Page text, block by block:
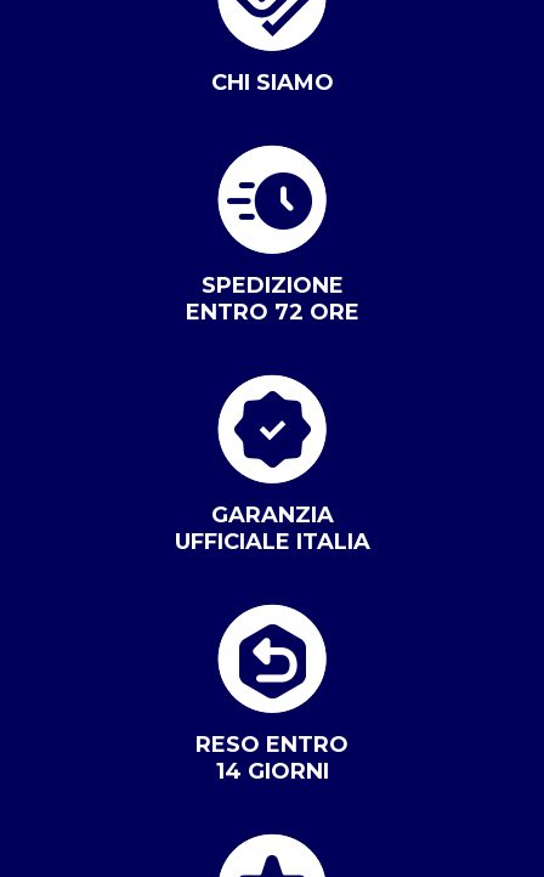
CHI SIAMO
SPEDIZIONE
ENTRO 72 ORE
GARANZIA
UFFICIALE ITALIA
RESO ENTRO
14 GIORNI